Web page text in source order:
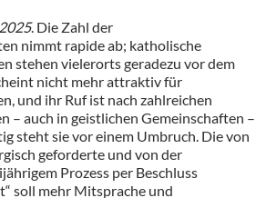
. Die Zahl der
nimmt rapide ab; katholische
stehen vielerorts geradezu vor dem
nicht mehr attraktiv für
und ihr Ruf ist nach zahlreichen
– auch in geistlichen Gemeinschaften –
steht sie vor einem Umbruch. Die von
geforderte und von der
Prozess per Beschluss
soll mehr Mitsprache und